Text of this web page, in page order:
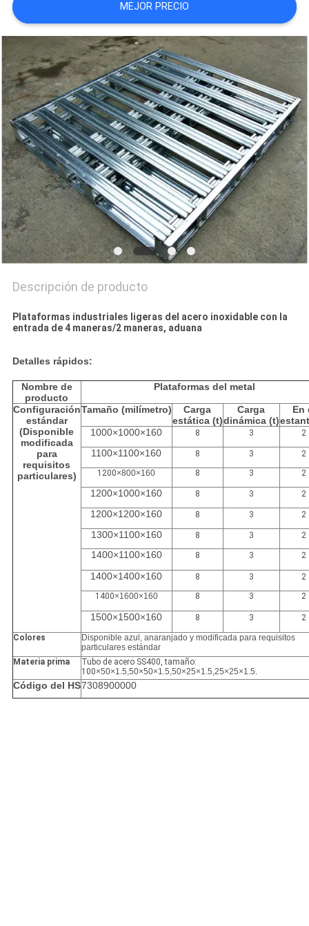
MAPA
DEL
SITIO
PRIVACY
POLICY
MEJOR PRECIO
Descripción de producto
Plataformas industriales ligeras del acero inoxidable con la
entrada de 4 maneras/2 maneras, aduana
Detalles rápidos:
Nombre de
producto
Plataformas del metal
Configuración
estándar
(Disponible
modificada
para
requisitos
particulares)
Tamaño (milímetro)
Carga
estática (t)
Carga
dinámica (t)
En
1000×1000×160
8 3 2
1100×1100×160 8 3
2
1200×800×160 8 3 2
1200×1000×160 8 3 2
1200×1200×160 8 3 2
1300×1100×160 8 3 2
1400×1100×160 8 3 2
1400×1400×160 8 3
2
1400×1600×160 8 3 2
1500×1500×160 8 3 2
Colores
Disponible azul, anaranjado y modificada para requisitos
particulares estándar
Materia prima
Tubo de acero SS400, tamaño:
100×50×1.5,50×50×1.5,50×25×1.5,25×25×1.5.
Código del HS7308900000